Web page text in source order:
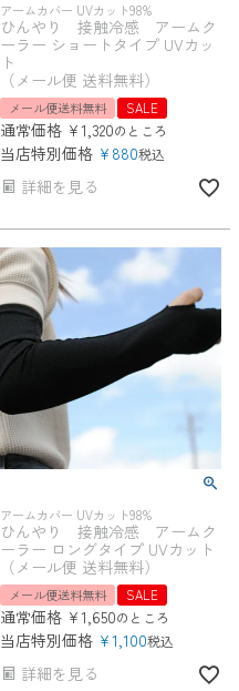
アームカバー UVカット98%
ひんやり 接触冷感 アームク
ーラー ショートタイプ UVカッ
ト
（メール便 送料無料）
メール便送料無料 SALE
通常価格 ¥1,320のところ
当店特別価格 ¥ 880税込
詳細を見る
アームカバー UVカット98%
ひんやり 接触冷感 アームク
ーラー ロングタイプ UVカット
（メール便 送料無料）
メール便送料無料 SALE
通常価格 ¥1,650のところ
当店特別価格 ¥1,100税込
詳細を見る